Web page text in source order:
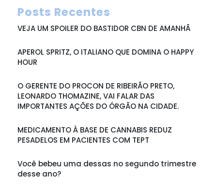
Posts Recentes
VEJA UM SPOILER DO BASTIDOR CBN DE AMANHÃ
APEROL SPRITZ, O ITALIANO QUE DOMINA O HAPPY
HOUR
O GERENTE DO PROCON DE RIBEIRÃO PRETO,
LEONARDO THOMAZINE, VAI FALAR DAS
IMPORTANTES AÇÕES DO ÓRGÃO NA CIDADE.
MEDICAMENTO À BASE DE CANNABIS REDUZ
PESADELOS EM PACIENTES COM TEPT
Você bebeu uma dessas no segundo trimestre
desse ano?